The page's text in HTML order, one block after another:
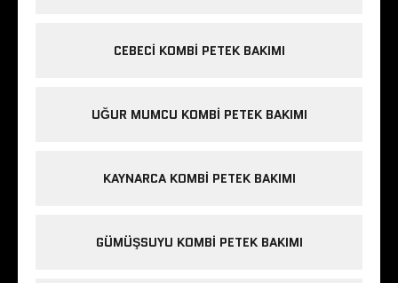
CEBECI KOMBI PETEK BAKIMI
UĞUR MUMCU KOMBI PETEK BAKIMI
KAYNARCA KOMBI PETEK BAKIMI
GÜMÜŞSUYU KOMBI PETEK BAKIMI